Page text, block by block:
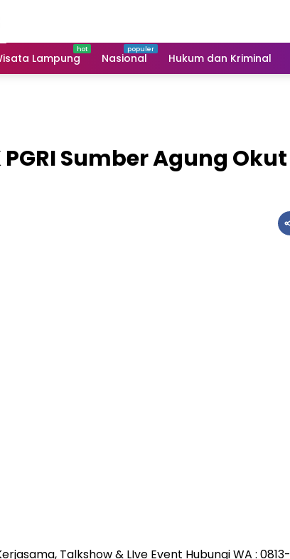
Lampung Nasional Hukum dan Kriminal
Sumber Agung Okut
Talkshow & LIve Event Hubungi WA : 0813-